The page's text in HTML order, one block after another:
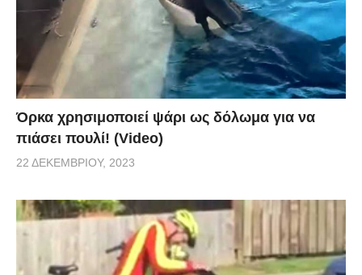
Όρκα χρησιμοποιεί ψάρι ως δόλωμα για να
πιάσει πουλί! (Video)
22 ΔΕΚΕΜΒΡΊΟΥ, 2023